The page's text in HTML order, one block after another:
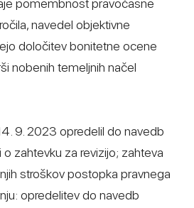
pomembnost pravočasne
navedel objektivne
določitev bonitetne ocene
nobenih temeljnih načel
9. 2023 opredelil do navedb
zahtevku za revizijo; zahteva
stroškov postopka pravnega
opredelitev do navedb